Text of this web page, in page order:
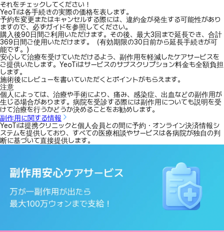
それをチェックしてください！
YeoTiは各手続きの実際の価格を表します。
予約を変更またはキャンセルする際には、違約金が発生する可能性があり
ますので、必ずガイドを参照してください。
購入後90日間ご利用いただけます。その後、最大3回まで延長でき、合計
369日間ご使用いただけます。（有効期限の30日前から延長手続きが可
能です。）
安心して治療を受けていただけるよう、副作用を軽減したケアサービスを
ご提供いたします。YeoTiはサービスのサブスクリプション料金も全額負担
します。
施術後にレビューを書いていただくとポイントがもらえます。
注意
個人によっては、治療や手術により、痛み、感染症、出血などの副作用が
生じる場合があります。病院を受診する際には副作用についても説明を受
けて治療を行うかどうか決めることをお勧めします。
副作用に関する情報
YeoTiは提携クリニックと個人会員との間に予約・オンライン決済情報シ
ステムを提供しており、すべての医療相談やサービスは各病院が独自の判
断に基づいて直接提供します。